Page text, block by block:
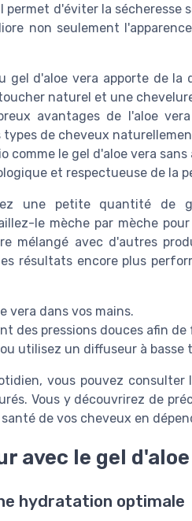
d'éviter la sécheresse
non seulement
gel d'aloe vera apporte de
naturel et une
avantages de l'aloe
de cheveux
comme le gel d'aloe vera
et respectueuse de la
une petite quantité de
le mèche par mèche
mélangé avec d'autres
résultats encore plus
vera dans vos mains.
des pressions douces afin de
utilisez un diffuseur à basse
vous pouvez consulter
Vous y découvrirez de
de vos cheveux en
avec le gel
hydratation optimale